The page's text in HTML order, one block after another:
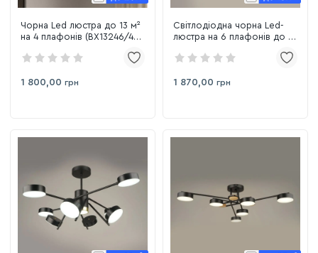
Чорна Led люстра до 13 м²
на 4 плафонів (BX13246/4
1 800,00 грн
Світлодіодна чорна Led-
люстра на 6 плафонів до 18
1 870,00 грн